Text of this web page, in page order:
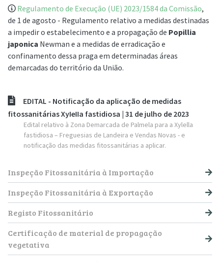
Inspeção Fitossanitária à Importação
Inspeção Fitossanitária à Exportação
Registo Fitossanitário
Certificação de material de propagação
vegetativa
Regulamento de Execução (UE) 2023/1584 da Comissão,
de 1 de agosto - Regulamento relativo a medidas destinadas
a impedir o estabelecimento e a propagação de Popillia
japonica Newman e a medidas de erradicação e
confinamento dessa praga em determinadas áreas
demarcadas do território da União.
EDITAL - Notificação da aplicação de medidas
fitossanitárias XyIeIIa fastidiosa | 31 de julho de 2023
Edital relativo à Zona Demarcada de Palmela para a Xylella
fastidiosa – Freguesias de Landeira e Vendas Novas - e
notificação das medidas fitossanitárias a aplicar.